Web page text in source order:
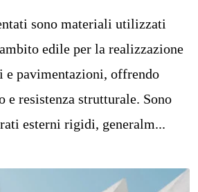
sono materiali utilizzati
edile per la realizzazione
e pavimentazioni, offrendo
e resistenza strutturale. Sono
esterni rigidi, generalm...